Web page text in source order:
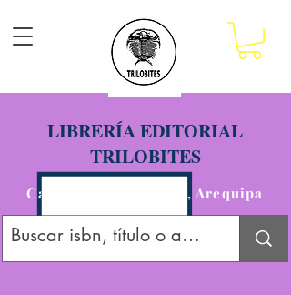
LIBRERÍA EDITORIAL
TRILOBITES
Calle San Agustín 201, Arequipa